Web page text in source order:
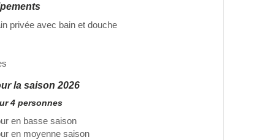
privée avec bain et douche
la saison 2026
4 personnes
en basse saison
en moyenne saison